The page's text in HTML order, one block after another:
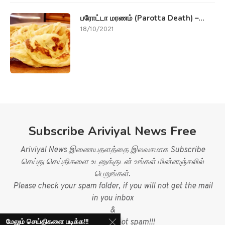
பரோட்டா மரணம் (Parotta Death) –...
18/10/2021
Subscribe Ariviyal News Free
Ariviyal News இணையதளத்தை இலவசமாக Subscribe
செய்து செய்திகளை உடனுக்குடன் உங்கள் மின்னஞ்சலில்
பெறுங்கள்.
Please check your spam folder, if you will not get the mail
in you inbox
&
mark mail as not spam!!!
மேலும் செய்திகளை படிக்க!!!